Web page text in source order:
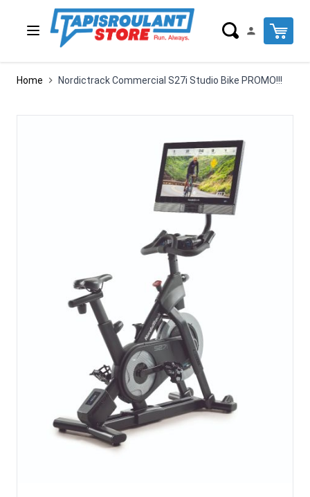
Salta al contenuto
Cart
Home Nordictrack Commercial S27i Studio Bike PROMO!!!